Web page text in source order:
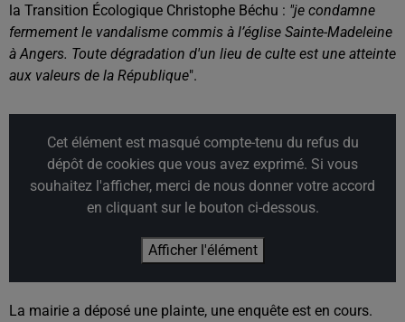
la Transition Écologique Christophe Béchu : "je condamne
fermement le vandalisme commis à l’église Sainte-Madeleine
à Angers. Toute dégradation d'un lieu de culte est une atteinte
aux valeurs de la République".
Cet élément est masqué compte-tenu du refus du
dépôt de cookies que vous avez exprimé. Si vous
souhaitez l'afficher, merci de nous donner votre accord
en cliquant sur le bouton ci-dessous.
Afficher l'élément
La mairie a déposé une plainte, une enquête est en cours.